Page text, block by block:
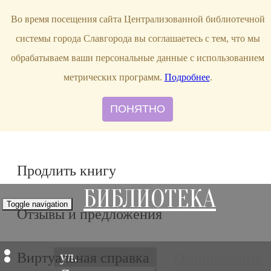
bibl-serv@mail.ru
Продлить книгу
Отзывы и предложения
Виртуальная справка
ул.
Toggle navigation БИБЛИОТЕКА
Во время посещения сайта Централизованной библиотечной
системы города Славгорода вы соглашаетесь с тем, что мы
обрабатываем ваши персональные данные с использованием
метрических программ. Подробнее.
ПОНЯТНО